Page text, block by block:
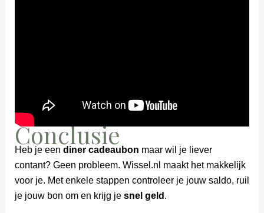
Conclusie
Heb je een diner cadeaubon maar wil je liever
contant? Geen probleem. Wissel.nl maakt het makkelijk
voor je. Met enkele stappen controleer je jouw saldo, ruil
je jouw bon om en krijg je snel geld .